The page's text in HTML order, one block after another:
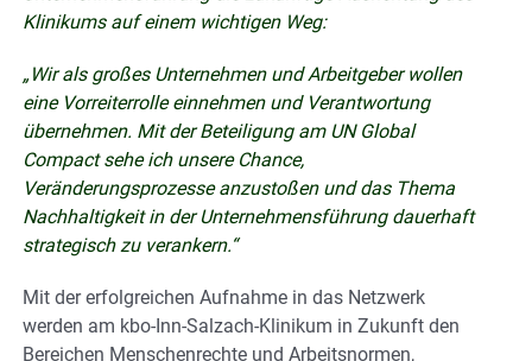
Klinikums auf einem wichtigen Weg:
„Wir als großes Unternehmen und Arbeitgeber wollen
eine Vorreiterrolle einnehmen und Verantwortung
übernehmen. Mit der Beteiligung am UN Global
Compact sehe ich unsere Chance,
Veränderungsprozesse anzustoßen und das Thema
Nachhaltigkeit in der Unternehmensführung dauerhaft
strategisch zu verankern.“
Mit der erfolgreichen Aufnahme in das Netzwerk
werden am kbo-Inn-Salzach-Klinikum in Zukunft den
Bereichen Menschenrechte und Arbeitsnormen,